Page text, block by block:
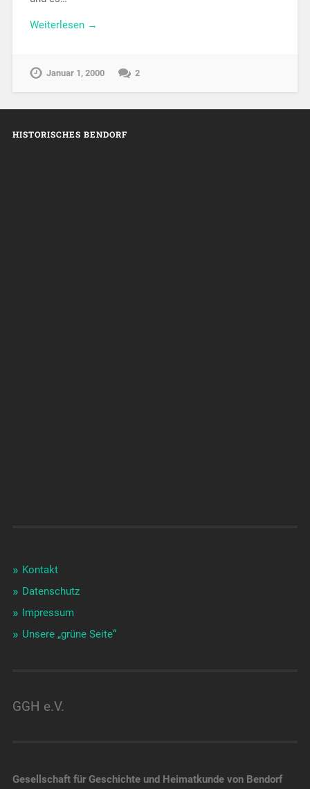
Weiterlesen →
Januar 1, 2000 2
HISTORISCHES BENDORF
Kontakt
Datenschutz
Impressum
Unsere „grüne Seite“
GGH e.V.
Gesellschaft für Geschichte und Heimatkunde von Bendorf